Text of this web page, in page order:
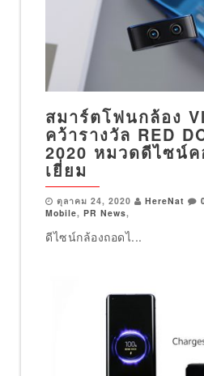
สมา ร์ตโฟนกล้อง
คว้ารางวัล RED
2020 หมวดดีไซน์
เยี่ยม
ตุลาคม 24, 2020 HereNat
Mobile, PR News,
ดีไซน์กล้องถอดไ...